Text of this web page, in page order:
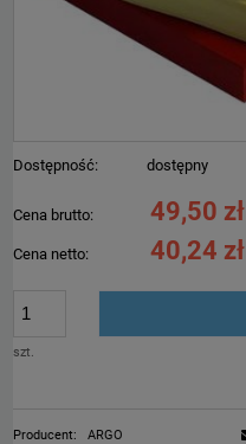
Dostępność: dostępny
Cena brutto: 49,50 zł
Cena netto: 40,24 zł
szt.
Producent:
ARGO